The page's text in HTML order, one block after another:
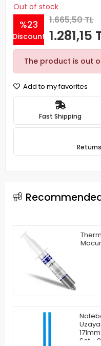
Out of stock
%23
Discount
1.665,50 TL
1.281,15
The product is out
Add to my favorites
Fast Shipping
Set -